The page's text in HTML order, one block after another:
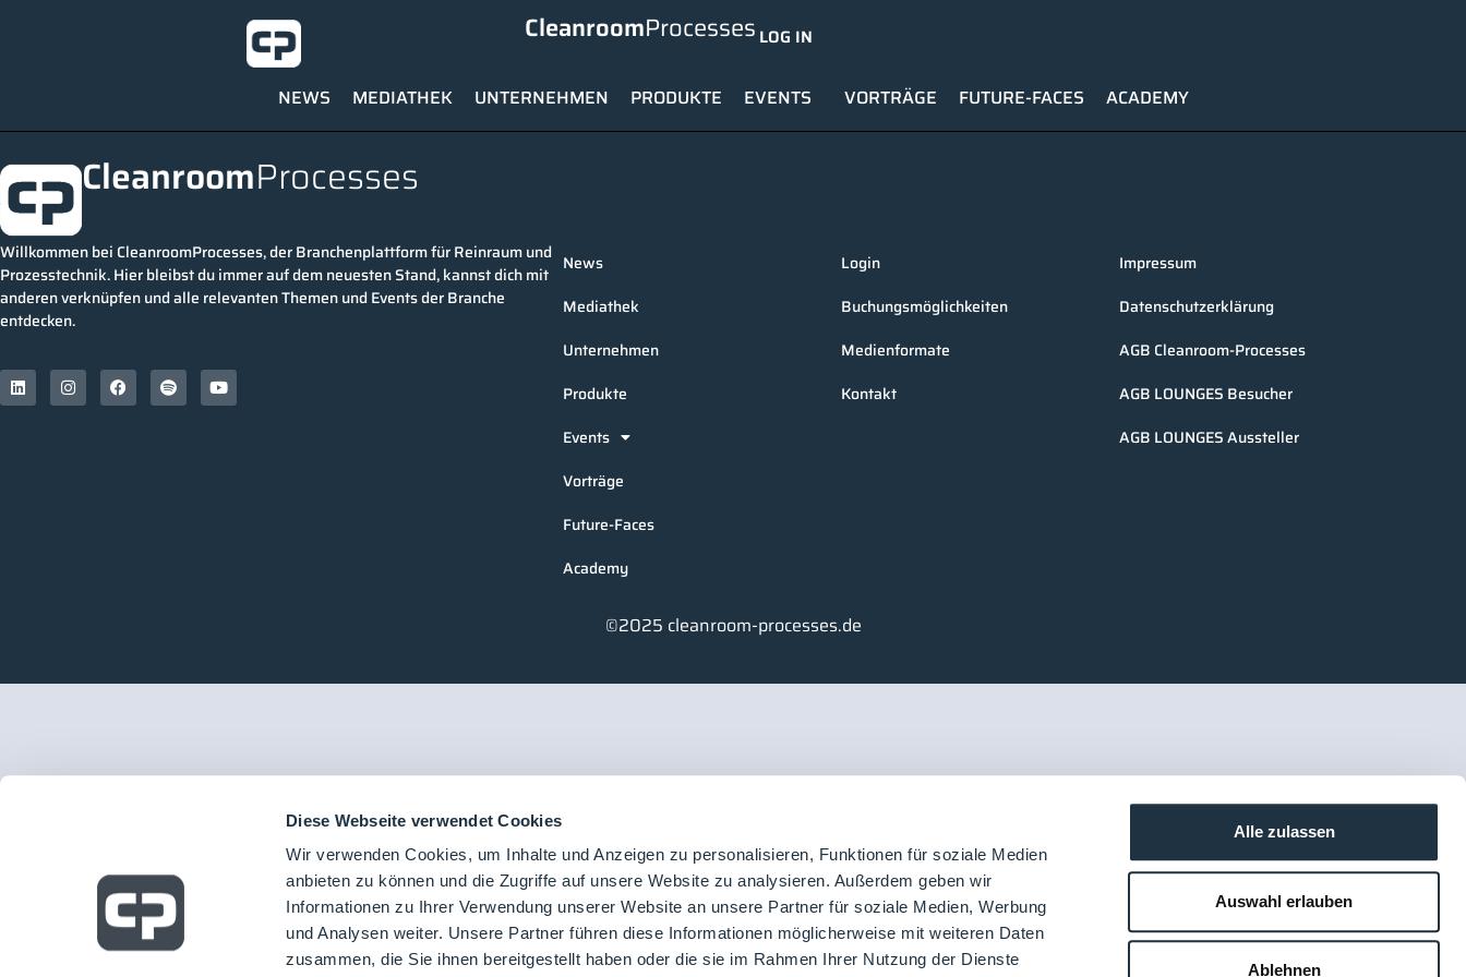
Diese Webseite verwendet Cookies
Wir verwenden Cookies, um Inhalte und Anzeigen zu personalisieren, Funktionen für soziale Medien
anbieten zu können und die Zugriffe auf unsere Website zu analysieren. Außerdem geben wir
Informationen zu Ihrer Verwendung unserer Website an unsere Partner für soziale Medien, Werbung
und Analysen weiter. Unsere Partner führen diese Informationen möglicherweise mit weiteren Daten
zusammen, die Sie ihnen bereitgestellt haben oder die sie im Rahmen Ihrer Nutzung der Dienste
Alle zulassen
Auswahl erlauben
Ablehnen
CleanroomProcesses LOG IN
NEWS MEDIATHEK UNTERNEHMEN PRODUKTE EVENTS VORTRÄGE FUTURE-FACES ACADEMY
CleanroomProcesses
Willkommen bei CleanroomProcesses, der Branchenplattform für Reinraum und
Prozesstechnik. Hier bleibst du immer auf dem neuesten Stand, kannst dich mit
anderen verknüpfen und alle relevanten Themen und Events der Branche
entdecken.
News
Mediathek
Unternehmen
Produkte
Events
Vorträge
Future-Faces
Academy
Login
Buchungsmöglichkeiten
Medienformate
Kontakt
Impressum
Datenschutzerklärung
AGB Cleanroom-Processes
AGB LOUNGES Besucher
AGB LOUNGES Aussteller
©2025 cleanroom-processes.de